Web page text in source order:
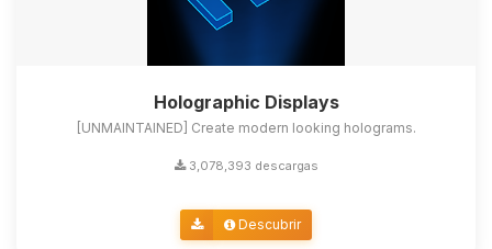
Holographic Displays
[UNMAINTAINED] Create modern looking holograms.
3,078,393 descargas
Descubrir